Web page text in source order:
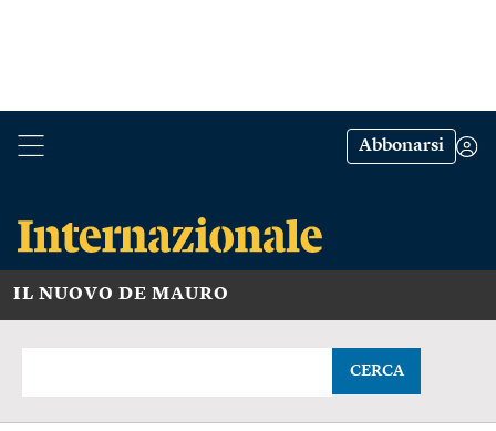
Abbonarsi
IL NUOVO DE MAURO
CERCA